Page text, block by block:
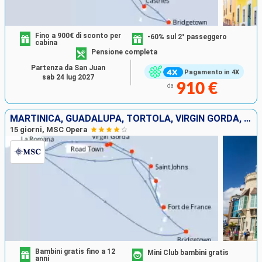
Pagamento in 4X
Fino a 900€ di sconto per
cabina
-60% sul 2° passeggero
Pensione completa
da 910 €
Partenza da San Juan
sab 24 lug 2027
MARTINICA, GUADALUPA, TORTOLA, VIRGIN GORDA, SAINT MARTIN, ANTIGUA E BARBUDA, REPUBBLICA DOMINICANA, BARBADOS
15 giorni, MSC Opera
Bambini gratis fino a 12
anni
Mini Club bambini gratis